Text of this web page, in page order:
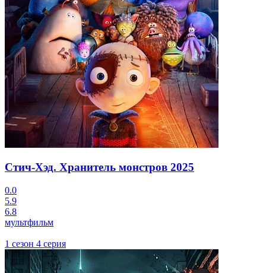
Стич-Хэд. Хранитель монстров 2025
0.0
5.9
6.8
мультфильм
1 сезон 4 серия